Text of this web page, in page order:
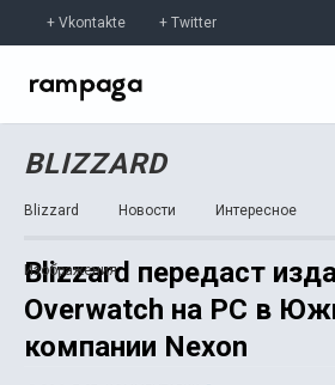
Vkontakte Twitter
BLIZZARD
Blizzard Новости Интересное
Изображения
Blizzard передаст
Overwatch на PC в
компании Nexon